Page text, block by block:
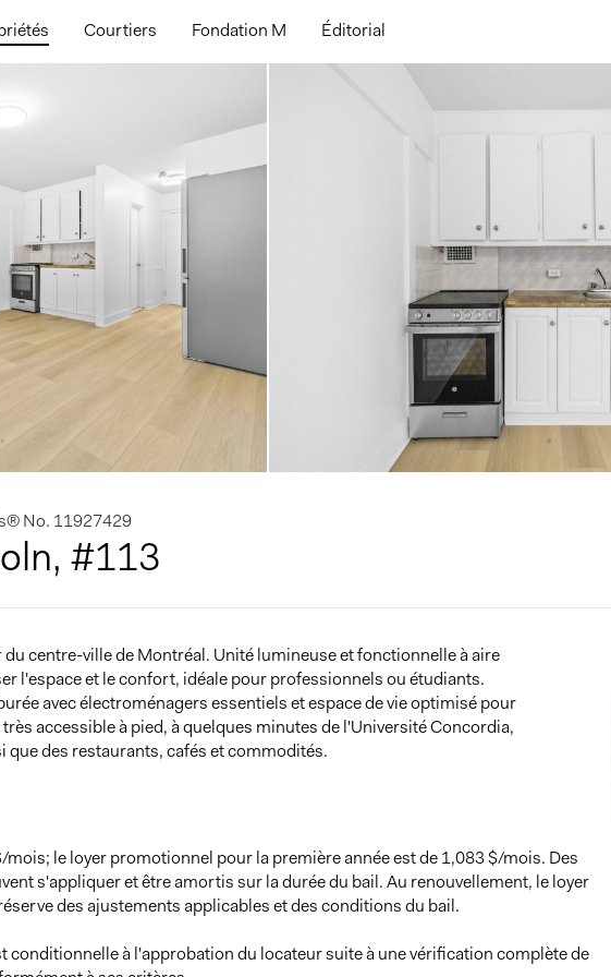
Courtiers Fondation M Éditorial
No. 11927429
#113
centre-ville de Montréal. Unité lumineuse et fonctionnelle à aire
l'espace et le confort, idéale pour professionnels ou étudiants.
avec électroménagers essentiels et espace de vie optimisé pour
accessible à pied, à quelques minutes de l'Université Concordia,
des restaurants, cafés et commodités.
mois; le loyer promotionnel pour la première année est de 1,083 $/mois. Des
s'appliquer et être amortis sur la durée du bail. Au renouvellement, le loyer
des ajustements applicables et des conditions du bail.
conditionnelle à l'approbation du locateur suite à une vérification complète de